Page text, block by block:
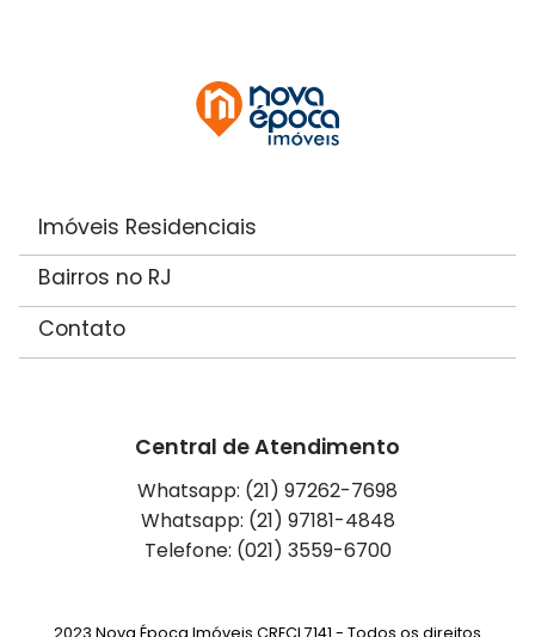
Imóveis Residenciais
Bairros no RJ
Contato
Central de Atendimento
Whatsapp: (21) 97262-7698
Whatsapp: (21) 97181-4848
Telefone: (021) 3559-6700
2023 Nova Época Imóveis CRECI 7141 - Todos os direitos